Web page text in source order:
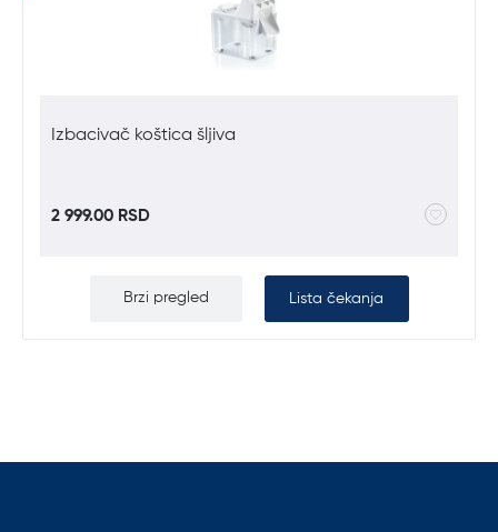
Brzi pregled Lista čekanja
Izbacivač koštica šljiva
2 999.00 RSD